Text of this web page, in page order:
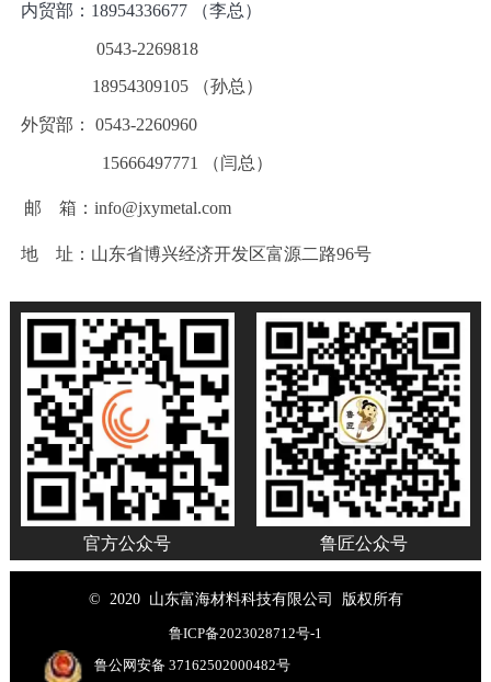
内贸部： 18954336677 （李总）
0543-2269818
18954309105 （孙总）
外贸部： 0543-2260960
15666497771 （闫总）
邮 箱：info@jxymetal.com
地 址：山东省博兴经济开发区富源二路96号
官方公众号 鲁匠公众号
© 2020 山东富海材料科技有限公司 版权所有
鲁ICP备2023028712号-1
鲁公网安备 37162502000482号